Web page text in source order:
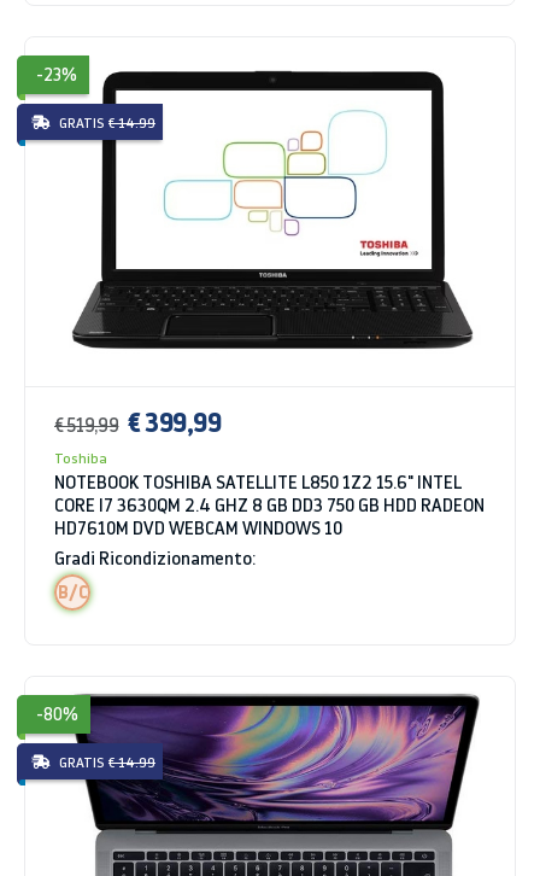
-23%
GRATIS € 14.99
€ 519,99 € 399,99
Toshiba
NOTEBOOK TOSHIBA SATELLITE L850 1Z2 15.6" INTEL
CORE I7 3630QM 2.4 GHZ 8 GB DD3 750 GB HDD RADEON
HD7610M DVD WEBCAM WINDOWS 10
Gradi Ricondizionamento:
B/C
-80%
GRATIS € 14.99